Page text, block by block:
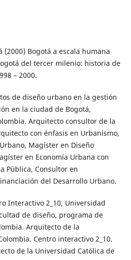
(2000) Bogotá a escala humana
del tercer milenio: historia de
– 2000.
de diseño urbano en la gestión
en la ciudad de Bogotá,
Arquitecto consultor de la
con énfasis en Urbanismo,
Magíster en Diseño
en Economía Urbana con
Pública, Consultor en
del Desarrollo Urbano.
Interactivo 2_10, Universidad
de diseño, programa de
Arquitecto de la
Centro interactivo 2_10.
de la Universidad Católica de